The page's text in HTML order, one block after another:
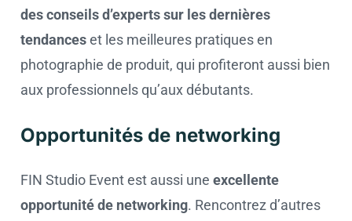
des conseils d’experts sur les dernières
tendanceset les meilleures pratiques en
photographie de produit, qui profiteront aussi bien
aux professionnels qu’aux débutants.
Opportunités de networking
FIN Studio Event est aussi une excellente
opportunité de networking. Rencontrez d’autres